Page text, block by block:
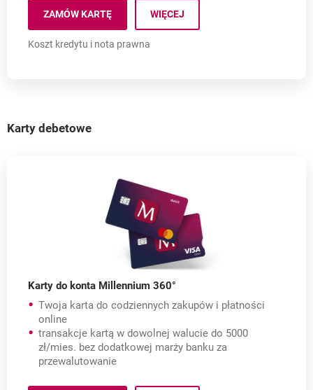
ZAMÓW KARTĘO KARTĘ MILLENNIUM VISA GLOBAL.
WIĘCEJ
Koszt kredytu i nota prawna
Karty debetowe
Karty do konta Millennium 360°
Twoja karta do codziennych zakupów i płatności
online
transakcje kartą w dowolnej walucie do 5000
zł/mies. bez dodatkowej marży banku za
przewalutowanie